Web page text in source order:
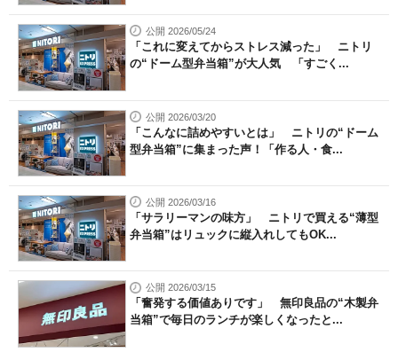
公開 2026/05/24
「これに変えてからストレス減った」 ニトリ
の“ドーム型弁当箱”が大人気 「すごく...
公開 2026/03/20
「こんなに詰めやすいとは」 ニトリの“ドーム
型弁当箱”に集まった声！「作る人・食...
公開 2026/03/16
「サラリーマンの味方」 ニトリで買える“薄型
弁当箱”はリュックに縦入れしてもOK...
公開 2026/03/15
「奮発する価値ありです」 無印良品の“木製弁
当箱”で毎日のランチが楽しくなったと...